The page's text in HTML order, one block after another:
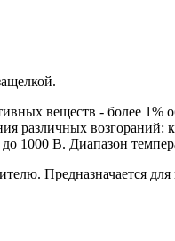
веществ - более 1%
различных возгораний:
1000 В. Диапазон
Предназначается